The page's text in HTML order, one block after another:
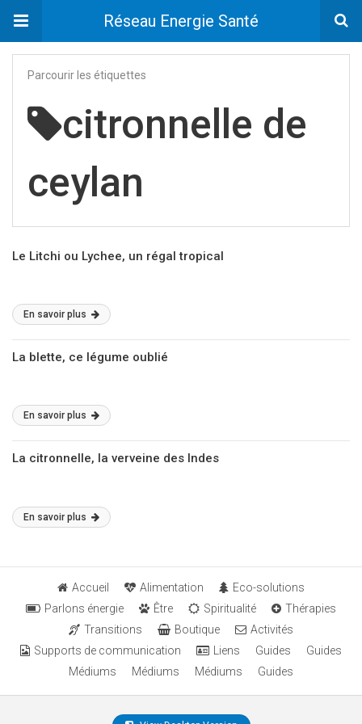
Réseau Energie Santé
Parcourir les étiquettes
citronnelle de
ceylan
Le Litchi ou Lychee, un régal tropical
En savoir plus
La blette, ce légume oublié
En savoir plus
La citronnelle, la verveine des Indes
En savoir plus
Accueil Alimentation
Eco-solutions
Parlons énergie
Être Spiritualité
Thérapies
Transitions
Boutique
Activités
Supports de communication
Liens Guides
Guides
Médiums
Médiums Médiums Guides